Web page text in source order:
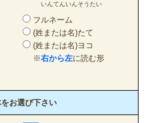
いんてんいんそうたい
フルネーム
(姓または名)たて
(姓または名)ヨコ
※右から左に読む形
お選び下さい